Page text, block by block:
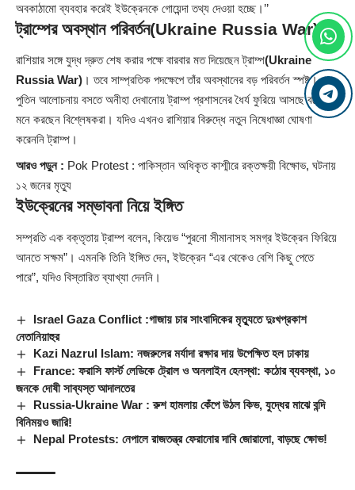
অবকাঠামো ব্যবহার করেই ইউক্রেনকে গোয়েন্দা তথ্য দেওয়া হচ্ছে।’’
ট্রাম্পের অবস্থান পরিবর্তন(Ukraine Russia War)
রাশিয়ার সঙ্গে যুদ্ধ দ্রুত শেষ করার পক্ষে বারবার মত দিয়েছেন ট্রাম্প(Ukraine
Russia War) । তবে সাম্প্রতিক পদক্ষেপে তাঁর অবস্থানের বড় পরিবর্তন স্পষ্ট।
পুতিন আলোচনায় বসতে অনীহা দেখানোয় ট্রাম্প প্রশাসনের ধৈর্য ফুরিয়ে আসছে বলেই
মনে করছেন বিশ্লেষকরা। যদিও এখনও রাশিয়ার বিরুদ্ধে নতুন নিষেধাজ্ঞা ঘোষণা
করেননি ট্রাম্প।
আরও পড়ুন : Pok Protest : পাকিস্তান অধিকৃত কাশ্মীরে রক্তক্ষয়ী বিক্ষোভ, ঘটনায়
১২ জনের মৃত্যু
ইউক্রেনের সম্ভাবনা নিয়ে ইঙ্গিত
সম্প্রতি এক বক্তৃতায় ট্রাম্প বলেন, কিয়েভ “পুরনো সীমানাসহ সমগ্র ইউক্রেন ফিরিয়ে
আনতে সক্ষম”। এমনকি তিনি ইঙ্গিত দেন, ইউক্রেন “এর থেকেও বেশি কিছু পেতে
পারে”, যদিও বিস্তারিত ব্যাখ্যা দেননি।
Israel Gaza Conflict :গাজায় চার সাংবাদিকের মৃত্যুতে দুঃখপ্রকাশ
নেতানিয়াহুর
Kazi Nazrul Islam: নজরুলের মর্যাদা রক্ষার দায় উপেক্ষিত হল ঢাকায়
France: ফরাসি ফার্স্ট লেডিকে ট্রোল ও অনলাইন হেনস্থা: কঠোর ব্যবস্থা, ১০
জনকে দোষী সাব্যস্ত আদালতের
Russia-Ukraine War : রুশ হামলায় কেঁপে উঠল কিভ, যুদ্ধের মাঝে বন্দি
বিনিময়ও জারি!
Nepal Protests: নেপালে রাজতন্ত্র ফেরানোর দাবি জোরালো, বাড়ছে ক্ষোভ!